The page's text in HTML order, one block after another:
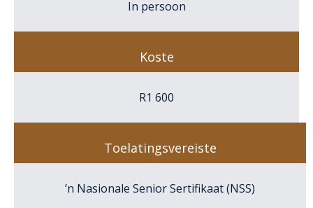
In persoon
Koste
R1 600
Toelatingsvereiste
’n Nasionale Senior Sertifikaat (NSS)